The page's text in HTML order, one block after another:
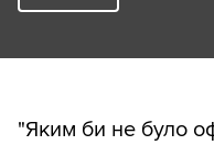
"Яким би не було